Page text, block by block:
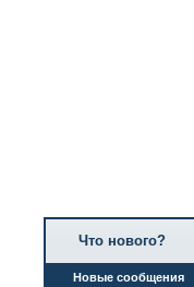
Что нового?
Новые сообщения